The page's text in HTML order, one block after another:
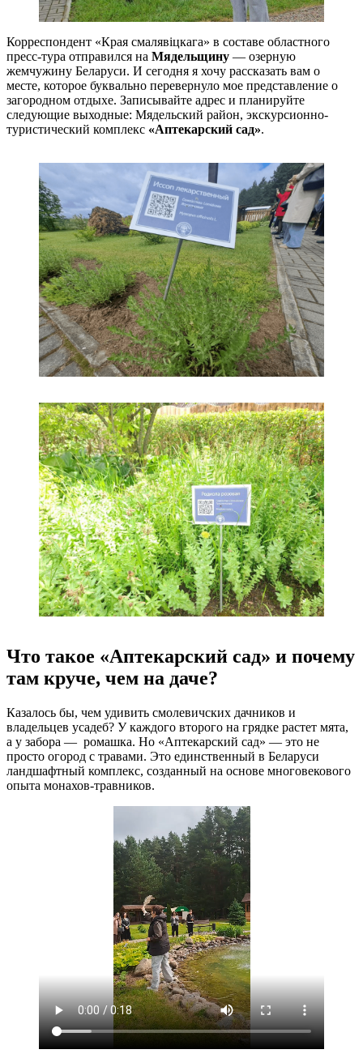
Корреспондент «Края смалявіцкага» в составе областного
пресс-тура отправился на Мядельщину — озерную
жемчужину Беларуси. И сегодня я хочу рассказать вам о
месте, которое буквально перевернуло мое представление о
загородном отдыхе. Записывайте адрес и планируйте
следующие выходные: Мядельский район, экскурсионно-
туристический комплекс «Аптекарский сад».
Что такое «Аптекарский сад» и почему
там круче, чем на даче?
Казалось бы, чем удивить смолевичских дачников и
владельцев усадеб? У каждого второго на грядке растет мята,
а у забора — ромашка. Но «Аптекарский сад» — это не
просто огород с травами. Это единственный в Беларуси
ландшафтный комплекс, созданный на основе многовекового
опыта монахов-травников.